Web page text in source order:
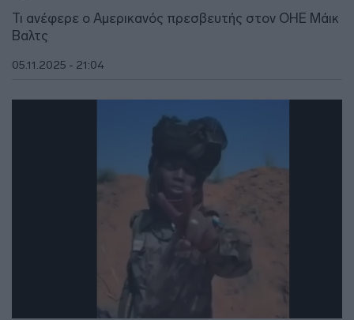
Τι ανέφερε ο Αμερικανός πρεσβευτής στον ΟΗΕ Μάικ
Βαλτς
05.11.2025 - 21:04